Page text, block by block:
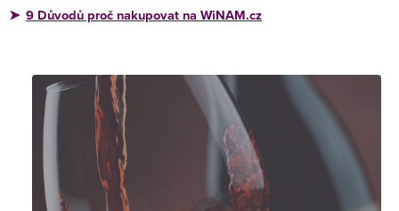
➤ 9 Důvodů proč nakupovat na WiNAM.cz